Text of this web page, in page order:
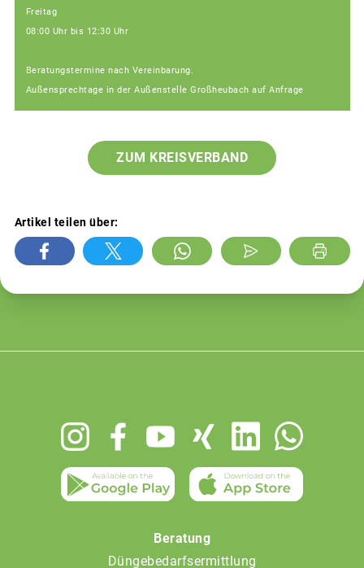
Freitag
08:00 Uhr bis 12:30 Uhr
Beratungstermine nach Vereinbarung.
Außensprechtage in der Außenstelle Großheubach auf Anfrage
ZUM KREISVERBAND
Artikel teilen über:
Beratung
Düngebedarfsermittlung